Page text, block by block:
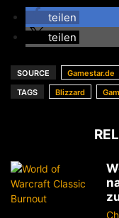
teilen
teilen
SOURCE
Gamestar.de
TAGS
Blizzard